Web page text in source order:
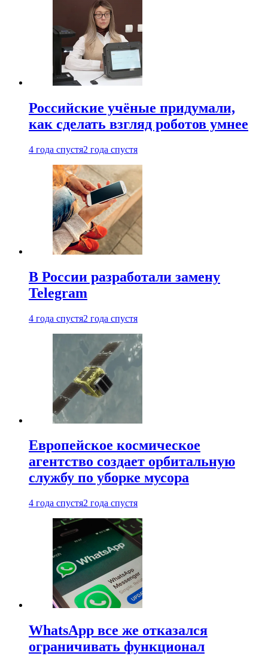
Российские учёные придумали,
как сделать взгляд роботов умнее
4 года спустя2 года спустя
В России разработали замену
Telegram
4 года спустя2 года спустя
Европейское космическое
агентство создает орбитальную
службу по уборке мусора
4 года спустя2 года спустя
WhatsApp все же отказался
ограничивать функционал